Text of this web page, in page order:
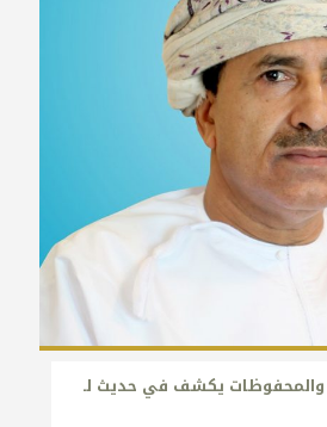
والمحفوظات يكشف في حديث لـ